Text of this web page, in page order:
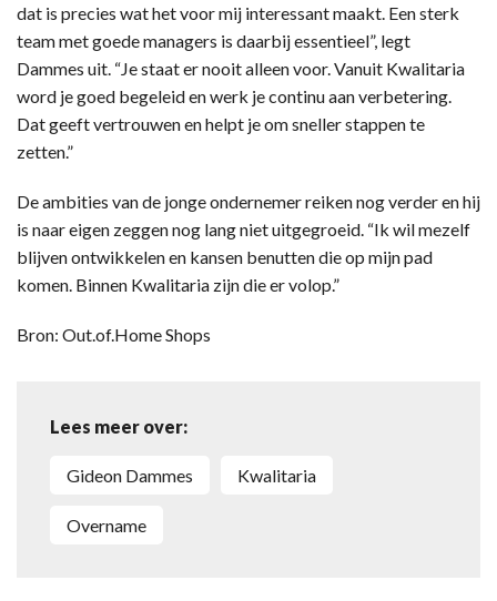
dat is precies wat het voor mij interessant maakt. Een sterk
team met goede managers is daarbij essentieel”, legt
Dammes uit. “Je staat er nooit alleen voor. Vanuit Kwalitaria
word je goed begeleid en werk je continu aan verbetering.
Dat geeft vertrouwen en helpt je om sneller stappen te
zetten.”
De ambities van de jonge ondernemer reiken nog verder en hij
is naar eigen zeggen nog lang niet uitgegroeid. “Ik wil mezelf
blijven ontwikkelen en kansen benutten die op mijn pad
komen. Binnen Kwalitaria zijn die er volop.”
Bron: Out.of.Home Shops
Lees meer over:
Gideon Dammes Kwalitaria
overname